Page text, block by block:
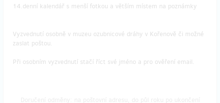
14.denní kalendář s menší fotkou a větším místem na poznámky
Vyzvednutí osobně v muzeu ozubnicové dráhy v Kořenově či možné
zaslat poštou.
Při osobním vyzvednutí stačí říct své jméno a pro ověření email.